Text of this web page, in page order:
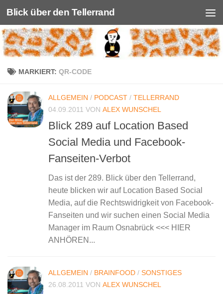
Unter dem Inhalt
Blick über den Tellerrand
MARKIERT: QR-CODE
ALLGEMEIN / PODCAST / TELLERRAND
04.09.2011 VON ALEX WUNSCHEL
Blick 289 auf Location Based
Social Media und Facebook-
Fanseiten-Verbot
Das ist der 289. Blick über den Tellerrand,
heute blicken wir auf Location Based Social
Media, auf die Rechtswidrigkeit von Facebook-
Fanseiten und wir suchen einen Social Media
Manager im Raum Osnabrück <<< HIER
ANHÖREN...
ALLGEMEIN / BRAINFOOD / SONSTIGES
26.08.2011 VON ALEX WUNSCHEL